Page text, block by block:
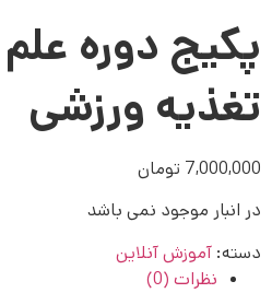
پکیج دوره
تغذیه ورزشی
7,000,000 تومان
در انبار موجود نمی باشد
دسته: آموزش آنلاین
نظرات (0)